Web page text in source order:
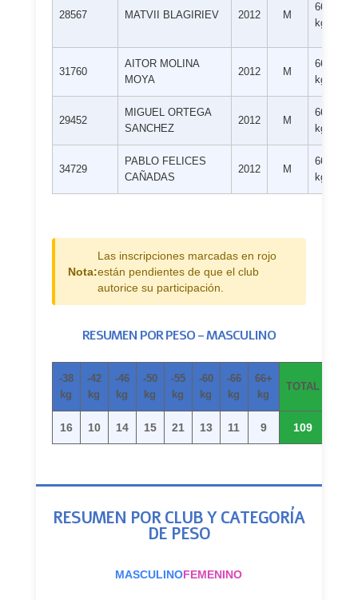
28567 MATVII BLAGIRIEV 2012 M
66+
kg
31760
AITOR MOLINA
MOYA
2012 M
66+
kg
29452
MIGUEL ORTEGA
SANCHEZ
2012 M
66+
kg
34729
PABLO FELICES
CAÑADAS
2012 M
66+
kg
Nota:
Las inscripciones marcadas en rojo
están pendientes de que el club
autorice su participación.
RESUMEN POR PESO – MASCULINO
-38
kg
-42
kg
-46
kg
-50
kg
-55
kg
-60
kg
-66
kg
66+
kg
TOTAL
16 10 14 15 21 13 11 9 109
RESUMEN POR CLUB Y CATEGORÍA
DE PESO
MASCULINOFEMENINO